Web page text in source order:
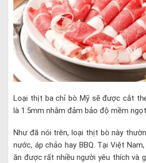
Loại thịt ba chỉ bò Mỹ sẽ được cắt
là 1.5mm nhằm đảm bảo độ mềm
Như đã nói trên, loại thịt bò này
nước, áp chảo hay BBQ. Tại Việt
ăn được rất nhiều người yêu thích và